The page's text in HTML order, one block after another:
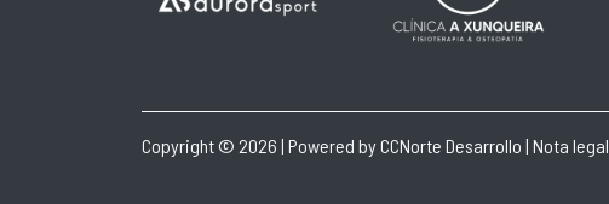
Copyright © 2026 | Powered byCCNorte Desarrollo | Nota legal